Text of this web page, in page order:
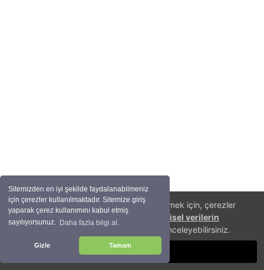
Sitemizden en iyi şekilde faydalanabilmeniz
için çerezler kullanılmaktadır. Sitemize giriş
yaparak çerez kullanımını kabul etmiş
sayılıyorsunuz. Daha fazla bilgi al.
Gizle Tamam
Size daha iyi bir alışveriş deneyimi sunabilmek için, çerezler
(cookies) kullanıyoruz. Detaylı bilgi için
kişisel verilerin
hakkında aydınlatma metnini inceleyebilirsiniz.
TAMAM